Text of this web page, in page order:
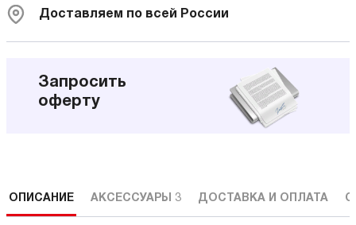
Доставляем по всей России
Запросить
оферту
ОПИСАНИЕ АКСЕССУАРЫ 3 ДОСТАВКА И ОПЛАТА